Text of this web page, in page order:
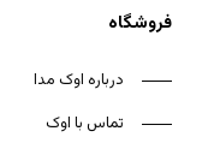
فروشگاه
درباره اوک مدا
تماس با اوک